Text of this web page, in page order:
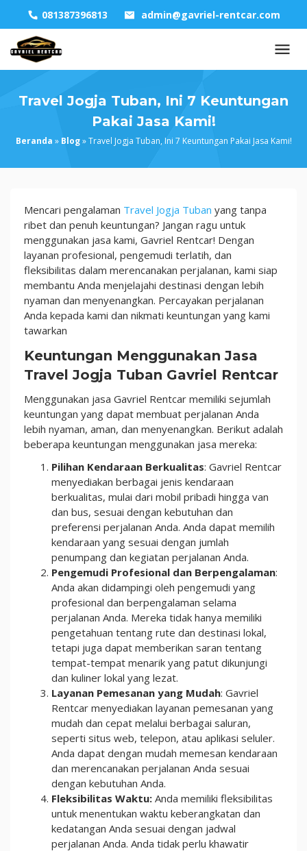
content
081387396813 admin@gavriel-rentcar.com
Travel Jogja Tuban, Ini 7 Keuntungan
Pakai Jasa Kami!
Beranda » Blog»Travel Jogja Tuban, Ini 7 Keuntungan Pakai Jasa Kami!
Travel
Jogja
Tuban,
Ini
7
Keuntungan
Pakai
Jasa
Kami!
Mencari pengalaman Travel Jogja Tuban yang tanpa
ribet dan penuh keuntungan? Jangan ragu untuk
menggunakan jasa kami, Gavriel Rentcar! Dengan
layanan profesional, pengemudi terlatih, dan
fleksibilitas dalam merencanakan perjalanan, kami siap
membantu Anda menjelajahi destinasi dengan lebih
nyaman dan menyenangkan. Percayakan perjalanan
Anda kepada kami dan nikmati keuntungan yang kami
tawarkan
Keuntungan Menggunakan Jasa
Travel Jogja Tuban Gavriel Rentcar
Menggunakan jasa Gavriel Rentcar memiliki sejumlah
keuntungan yang dapat membuat perjalanan Anda
lebih nyaman, aman, dan menyenangkan. Berikut adalah
beberapa keuntungan menggunakan jasa mereka:
Pilihan Kendaraan Berkualitas: Gavriel Rentcar
menyediakan berbagai jenis kendaraan
berkualitas, mulai dari mobil pribadi hingga van
dan bus, sesuai dengan kebutuhan dan
preferensi perjalanan Anda. Anda dapat memilih
kendaraan yang sesuai dengan jumlah
penumpang dan kegiatan perjalanan Anda.
Pengemudi Profesional dan Berpengalaman:
Anda akan didampingi oleh pengemudi yang
profesional dan berpengalaman selama
perjalanan Anda. Mereka tidak hanya memiliki
pengetahuan tentang rute dan destinasi lokal,
tetapi juga dapat memberikan saran tentang
tempat-tempat menarik yang patut dikunjungi
dan kuliner lokal yang lezat.
Layanan Pemesanan yang Mudah: Gavriel
Rentcar menyediakan layanan pemesanan yang
mudah dan cepat melalui berbagai saluran,
seperti situs web, telepon, atau aplikasi seluler.
Anda dapat dengan mudah memesan kendaraan
dan merencanakan perjalanan Anda sesuai
dengan kebutuhan Anda.
Fleksibilitas Waktu: Anda memiliki fleksibilitas
untuk menentukan waktu keberangkatan dan
kedatangan Anda sesuai dengan jadwal
perjalanan Anda. Anda tidak perlu khawatir